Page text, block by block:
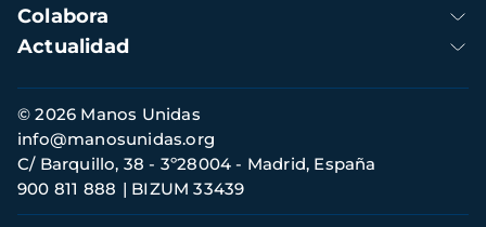
Colabora
Actualidad
Información
de
contacto
© 2026 Manos Unidas
C/ Barquillo, 38 - 3º28004 - Madrid, España
900 811 888
BIZUM 33439
info@manosunidas.org